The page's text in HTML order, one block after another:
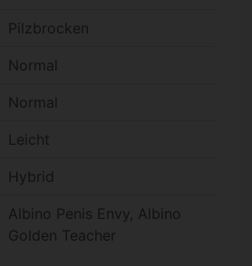
Pilzbrocken
Normal
Normal
Leicht
Hybrid
Albino Penis Envy, Albino
Golden Teacher